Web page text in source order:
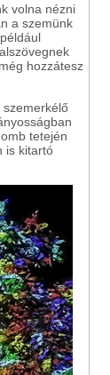
volna nézni
a szemünk
hozzátesz
szemerkélő
tetején
is kitartó